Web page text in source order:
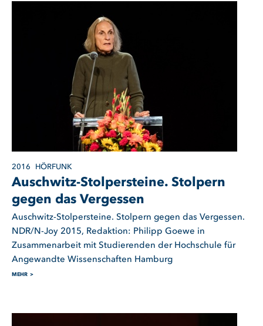
2016 HÖRFUNK
Auschwitz-Stolpersteine. Stolpern
gegen das Vergessen
Auschwitz-Stolpersteine. Stolpern gegen das Vergessen.
NDR/N-Joy 2015, Redaktion: Philipp Goewe in
Zusammenarbeit mit Studierenden der Hochschule für
Angewandte Wissenschaften Hamburg
MEHR